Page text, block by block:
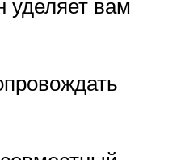
уделяет вам